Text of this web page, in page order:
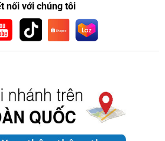
nối với chúng tôi